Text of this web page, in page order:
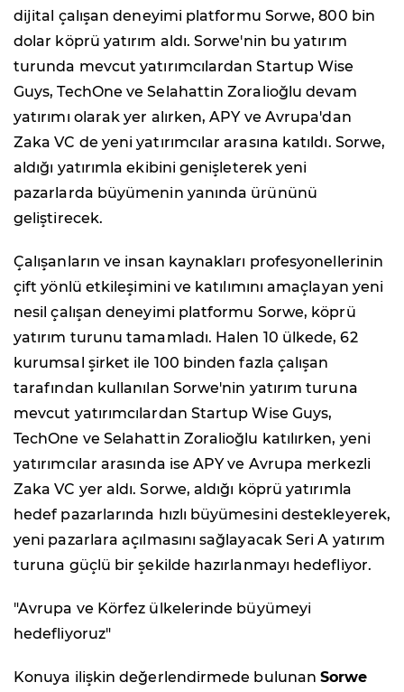
dijital çalışan deneyimi platformu Sorwe, 800 bin
dolar köprü yatırım aldı. Sorwe'nin bu yatırım
turunda mevcut yatırımcılardan Startup Wise
Guys, TechOne ve Selahattin Zoralioğlu devam
yatırımı olarak yer alırken, APY ve Avrupa'dan
Zaka VC de yeni yatırımcılar arasına katıldı. Sorwe,
aldığı yatırımla ekibini genişleterek yeni
pazarlarda büyümenin yanında ürününü
geliştirecek.
Çalışanların ve insan kaynakları profesyonellerinin
çift yönlü etkileşimini ve katılımını amaçlayan yeni
nesil çalışan deneyimi platformu Sorwe, köprü
yatırım turunu tamamladı. Halen 10 ülkede, 62
kurumsal şirket ile 100 binden fazla çalışan
tarafından kullanılan Sorwe'nin yatırım turuna
mevcut yatırımcılardan Startup Wise Guys,
TechOne ve Selahattin Zoralioğlu katılırken, yeni
yatırımcılar arasında ise APY ve Avrupa merkezli
Zaka VC yer aldı. Sorwe, aldığı köprü yatırımla
hedef pazarlarında hızlı büyümesini destekleyerek,
yeni pazarlara açılmasını sağlayacak Seri A yatırım
turuna güçlü bir şekilde hazırlanmayı hedefliyor.
"Avrupa ve Körfez ülkelerinde büyümeyi
hedefliyoruz"
Konuya ilişkin değerlendirmede bulunanSorwe